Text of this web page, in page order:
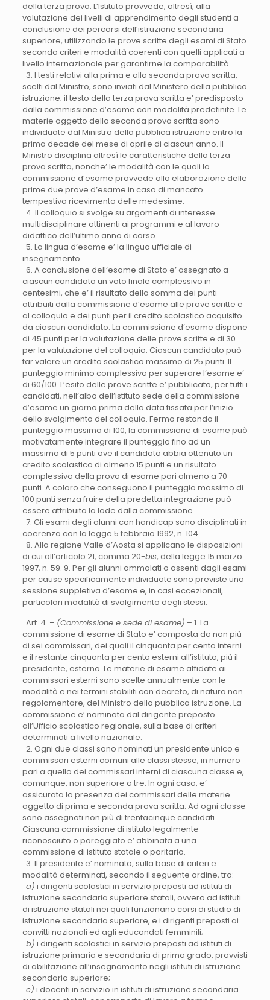
della terza prova. L’Istituto provvede, altresì, alla
valutazione dei livelli di apprendimento degli studenti a
conclusione dei percorsi dell’istruzione secondaria
superiore, utilizzando le prove scritte degli esami di Stato
secondo criteri e modalità coerenti con quelli applicati a
livello internazionale per garantirne la comparabilità.
3. I testi relativi alla prima e alla seconda prova scritta,
scelti dal Ministro, sono inviati dal Ministero della pubblica
istruzione; il testo della terza prova scritta e’ predisposto
dalla commissione d’esame con modalità predefinite. Le
materie oggetto della seconda prova scritta sono
individuate dal Ministro della pubblica istruzione entro la
prima decade del mese di aprile di ciascun anno. Il
Ministro disciplina altresì le caratteristiche della terza
prova scritta, nonche’ le modalità con le quali la
commissione d’esame provvede alla elaborazione delle
prime due prove d’esame in caso di mancato
tempestivo ricevimento delle medesime.
4. Il colloquio si svolge su argomenti di interesse
multidisciplinare attinenti ai programmi e al lavoro
didattico dell’ultimo anno di corso.
5. La lingua d’esame e’ la lingua ufficiale di
insegnamento.
6. A conclusione dell’esame di Stato e’ assegnato a
ciascun candidato un voto finale complessivo in
centesimi, che e’ il risultato della somma dei punti
attribuiti dalla commissione d’esame alle prove scritte e
al colloquio e dei punti per il credito scolastico acquisito
da ciascun candidato. La commissione d’esame dispone
di 45 punti per la valutazione delle prove scritte e di 30
per la valutazione del colloquio. Ciascun candidato può
far valere un credito scolastico massimo di 25 punti. Il
punteggio minimo complessivo per superare l’esame e’
di 60/100. L’esito delle prove scritte e’ pubblicato, per tutti i
candidati, nell’albo dell’istituto sede della commissione
d’esame un giorno prima della data fissata per l’inizio
dello svolgimento del colloquio. Fermo restando il
punteggio massimo di 100, la commissione di esame può
motivatamente integrare il punteggio fino ad un
massimo di 5 punti ove il candidato abbia ottenuto un
credito scolastico di almeno 15 punti e un risultato
complessivo della prova di esame pari almeno a 70
punti. A coloro che conseguono il punteggio massimo di
100 punti senza fruire della predetta integrazione può
essere attribuita la lode dalla commissione.
7. Gli esami degli alunni con handicap sono disciplinati in
coerenza con la legge 5 febbraio 1992, n. 104.
8. Alla regione Valle d’Aosta si applicano le disposizioni
di cui all’articolo 21, comma 20-bis, della legge 15 marzo
1997, n. 59. 9. Per gli alunni ammalati o assenti dagli esami
per cause specificamente individuate sono previste una
sessione suppletiva d’esame e, in casi eccezionali,
particolari modalità di svolgimento degli stessi.
Art. 4. – (Commissione e sede di esame) – 1. La
commissione di esame di Stato e’ composta da non più
di sei commissari, dei quali il cinquanta per cento interni
e il restante cinquanta per cento esterni all’istituto, più il
presidente, esterno. Le materie di esame affidate ai
commissari esterni sono scelte annualmente con le
modalità e nei termini stabiliti con decreto, di natura non
regolamentare, del Ministro della pubblica istruzione. La
commissione e’ nominata dal dirigente preposto
all’Ufficio scolastico regionale, sulla base di criteri
determinati a livello nazionale.
2. Ogni due classi sono nominati un presidente unico e
commissari esterni comuni alle classi stesse, in numero
pari a quello dei commissari interni di ciascuna classe e,
comunque, non superiore a tre. In ogni caso, e’
assicurata la presenza dei commissari delle materie
oggetto di prima e seconda prova scritta. Ad ogni classe
sono assegnati non più di trentacinque candidati.
Ciascuna commissione di istituto legalmente
riconosciuto o pareggiato e’ abbinata a una
commissione di istituto statale o paritario.
3. Il presidente e’ nominato, sulla base di criteri e
modalità determinati, secondo il seguente ordine, tra:
a) i dirigenti scolastici in servizio preposti ad istituti di
istruzione secondaria superiore statali, ovvero ad istituti
di istruzione statali nei quali funzionano corsi di studio di
istruzione secondaria superiore, e i dirigenti preposti ai
convitti nazionali ed agli educandati femminili;
b) i dirigenti scolastici in servizio preposti ad istituti di
istruzione primaria e secondaria di primo grado, provvisti
di abilitazione all’insegnamento negli istituti di istruzione
secondaria superiore;
c) i docenti in servizio in istituti di istruzione secondaria